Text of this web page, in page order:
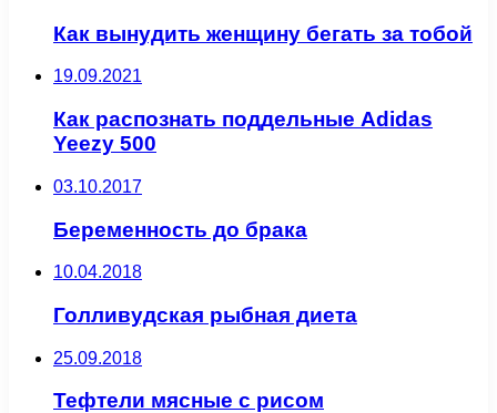
Как вынудить женщину бегать за тобой
19.09.2021
Как распознать поддельные Adidas
Yeezy 500
03.10.2017
Беременность до брака
10.04.2018
Голливудская рыбная диета
25.09.2018
Тефтели мясные с рисом